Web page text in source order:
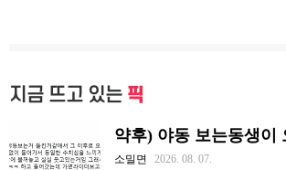
지금 뜨고 있는 픽
소밀면
2026. 08. 07.